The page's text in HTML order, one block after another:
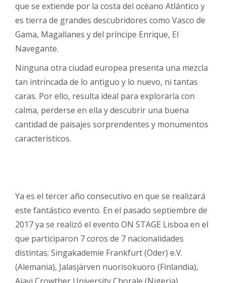
que se extiende por la costa del océano Atlántico y
es tierra de grandes descubridores como Vasco de
Gama, Magallanes y del príncipe Enrique, El
Navegante.
Ninguna otra ciudad europea presenta una mezcla
tan intrincada de lo antiguo y lo nuevo, ni tantas
caras. Por ello, resulta ideal para explorarla con
calma, perderse en ella y descubrir una buena
cantidad de paisajes sorprendentes y monumentos
característicos.
Ya es el tercer año consecutivo en que se realizará
este fantástico evento. En el pasado septiembre de
2017 ya se realizó el evento ON STAGE Lisboa en el
que participaron 7 coros de 7 nacionalidades
distintas; Singakademie Frankfurt (Oder) e.V.
(Alemania), Jalasjärven nuorisokuoro (Finlandia),